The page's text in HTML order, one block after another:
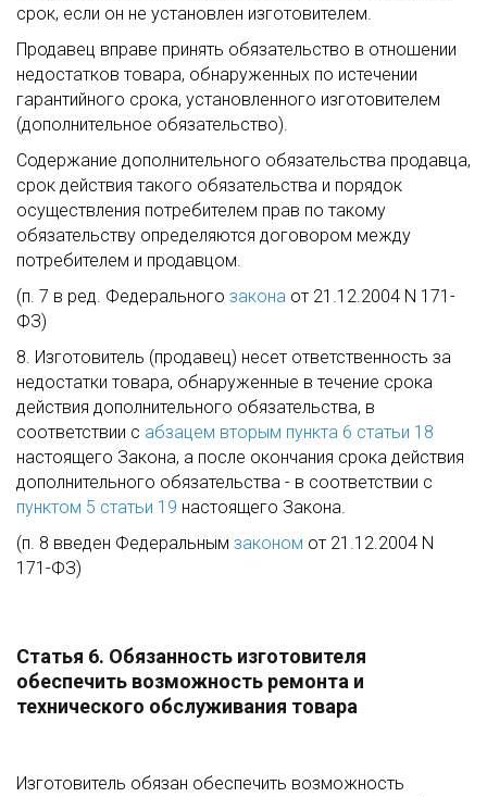
срок, если он не установлен изготовителем.
Продавец вправе принять обязательство в отношении
недостатков товара, обнаруженных по истечении
гарантийного срока, установленного изготовителем
(дополнительное обязательство).
Содержание дополнительного обязательства продавца,
срок действия такого обязательства и порядок
осуществления потребителем прав по такому
обязательству определяются договором между
потребителем и продавцом.
(п. 7 в ред. Федерального закона от 21.12.2004 N 171-
ФЗ)
8. Изготовитель (продавец) несет ответственность за
недостатки товара, обнаруженные в течение срока
действия дополнительного обязательства, в
соответствии с абзацем вторым пункта 6 статьи 18
настоящего Закона, а после окончания срока действия
дополнительного обязательства - в соответствии с
пунктом 5 статьи 19 настоящего Закона.
(п. 8 введен Федеральным законом от 21.12.2004 N
171-ФЗ)
Статья 6. Обязанность изготовителя
обеспечить возможность ремонта и
технического обслуживания товара
Изготовитель обязан обеспечить возможность